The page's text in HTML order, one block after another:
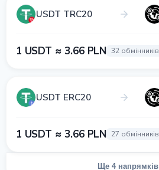
USDT TRC20
1 USDT ≈ 3.66 PLN 32 обмінників
USDT ERC20
1 USDT ≈ 3.66 PLN 27 обмінників
Ще 4 напрямків